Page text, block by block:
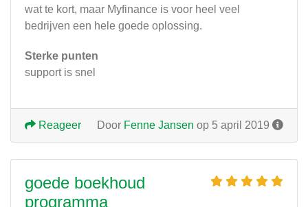
wat te kort, maar Myfinance is voor heel veel
bedrijven een hele goede oplossing.
Sterke punten
support is snel
Door Fenne Jansen op 5 april 2019
Reageer
goede boekhoud
programma